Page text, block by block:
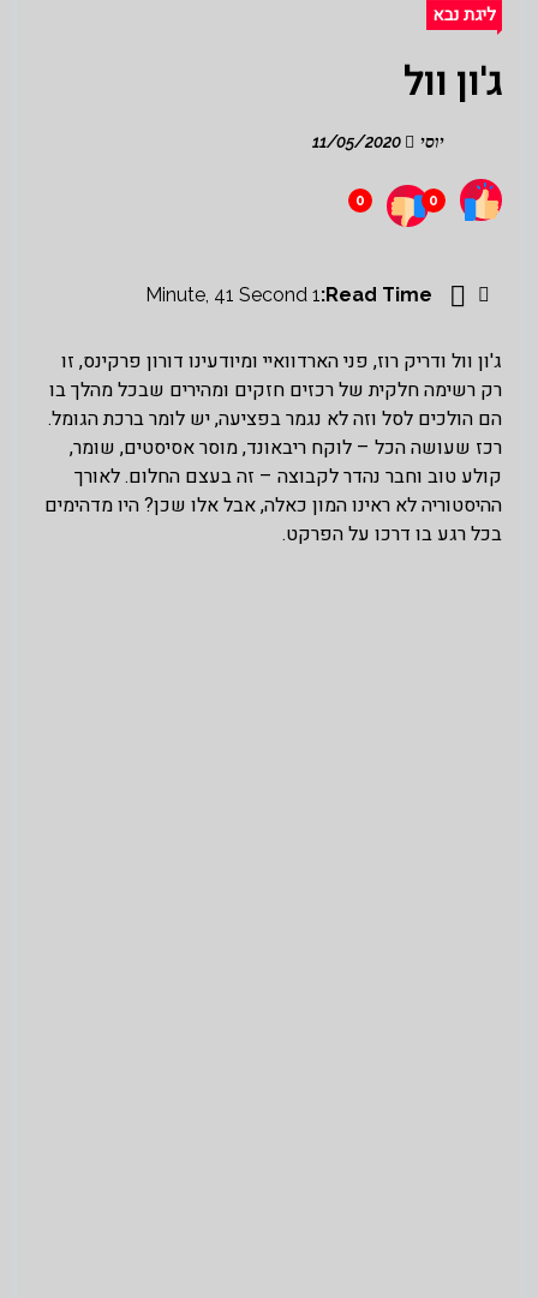
ליגת נבא
ג'ון וול
יוסי
0
0
Read Time:
1 Minute, 41 Second
ג'ון וול ודריק רוז, פני הארדוואיי ומיודעינו דורון פרקינס, זו
רק רשימה חלקית של רכזים חזקים ומהירים שבכל מהלך בו
הם הולכים לסל וזה לא נגמר בפציעה, יש לומר ברכת הגומל.
רכז שעושה הכל – לוקח ריבאונד, מוסר אסיסטים, שומר,
קולע טוב וחבר נהדר לקבוצה – זה בעצם החלום. לאורך
ההיסטוריה לא ראינו המון כאלה, אבל אלו שכן? היו מדהימים
בכל רגע בו דרכו על הפרקט.